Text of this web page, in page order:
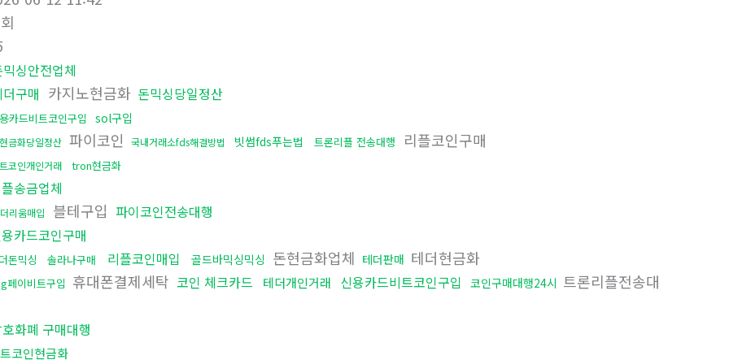
싱안전업체
구매 카지노현금화 돈믹싱당일정산
카드비트코인구입 sol구입
금화당일정산 파이코인 국내거래소fds해결방법 빗썸fds푸는법 트론리플 전송대행 리플코인구매
코인개인거래 tron현금화
송금업체
리움매입 블테구입 파이코인전송대행
카드코인구매
돈믹싱 솔라나구매 리플코인매입 골드바믹싱믹싱 돈현금화업체 테더판매 테더현금화
페이비트구입 휴대폰결제세탁 코인 체크카드 테더개인거래 신용카드비트코인구입 코인구매대행24시 트론리플전송대
화폐 구매대행
코인현금화